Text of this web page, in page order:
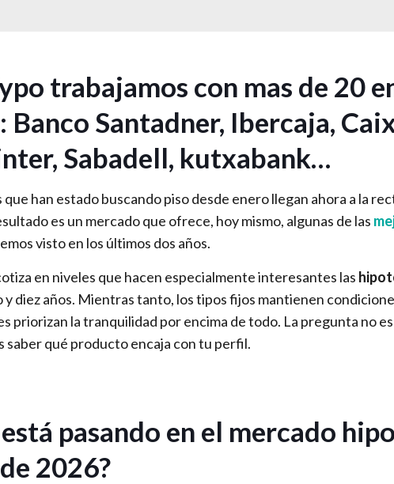
trabajamos con mas de 20
Banco Santadner, Ibercaja,
Sabadell, kutxabank…
que han estado buscando piso desde enero llegan ahora a la
es un mercado que ofrece, hoy mismo, algunas de las
visto en los últimos dos años.
en niveles que hacen especialmente interesantes las
y diez años. Mientras tanto, los tipos fijos mantienen
priorizan la tranquilidad por encima de todo. La pregunta no
saber qué producto encaja con tu perfil.
pasando en el mercado
2026?